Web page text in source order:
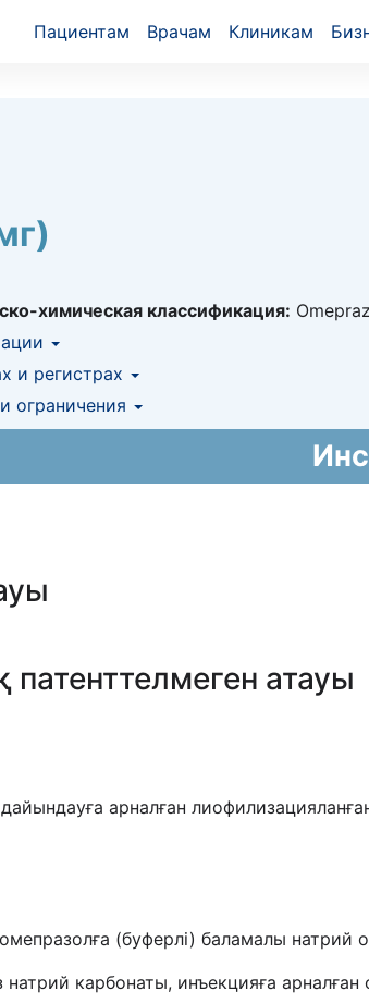
Пациентам Врачам Клиникам
химическая классификация:
№ РК-ЛС-5№009627
в РК:20.05.2021 - 20.05.2031
и регистрах
в Казахстанский национальный
ограничения
атауы
дайындауға арналған
(буферлі) баламалы натрий
натрий карбонаты, инъекцияға арналған